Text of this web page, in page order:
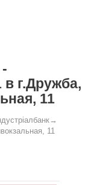
г.Дружба,
11
→
11